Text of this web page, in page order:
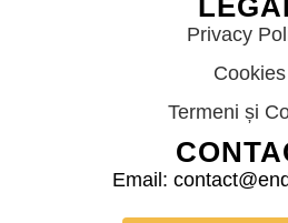
Privacy
Cookies
Termeni și
Email: